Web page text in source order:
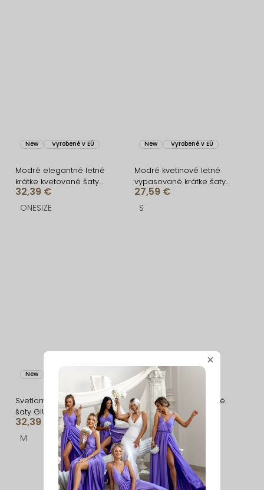
New Vyrobené v EÚ
Modré elegantné letné
krátke kvetované šaty
VENSIA
32,39 €
ONESIZE
New Vyrobené v EÚ
Modré kvetinové letné
vypasované krátke šaty
ULJANA
27,59 €
S
New Vyrobené v EÚ
Svetlomodré saténové
šaty GIULIANA s čipkou na
ramienka
32,39 €
M
New
Tyrkysové farebné dlhé
letné šaty WESSAYA
38,49 €
ONESIZE
×